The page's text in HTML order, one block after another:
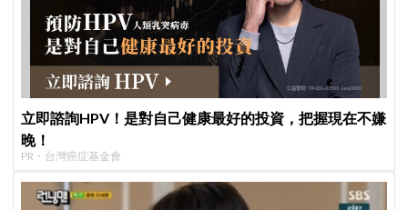
立即諮詢HPV！是對自己健康最好的投資，把握現在不嫌
晚！
PR・台灣癌症基金會